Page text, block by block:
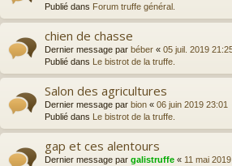
Publié dans Forum truffe général.
chien de chasse
Dernier message par béber « 05 juil. 2019
Publié dans
Le bistrot de la truffe.
Salon des agricultures
Dernier message par bion « 06 juin 2019 23:01
Publié dans
Le bistrot de la truffe.
gap et ces alentours
Dernier message par galistruffe « 11 mai 2019